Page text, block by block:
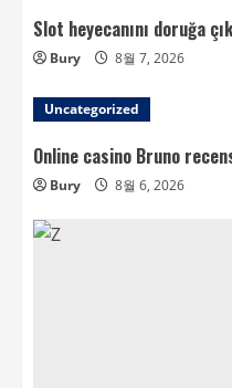
Slot heyecanını doruğa
Bury 8월 7, 2026
Uncategorized
Online casino Bruno
Bury 8월 6, 2026